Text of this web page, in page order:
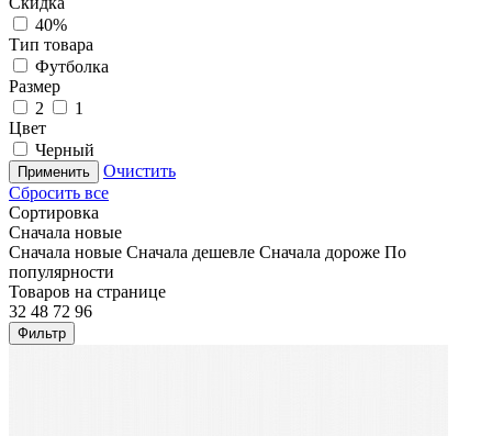
40%
Тип товара
Футболка
Размер
2
1
Цвет
Черный
Применить
Очистить
Сбросить все
Сортировка
Сначала новые
Сначала новые Сначала дешевле Сначала дороже По
популярности
Товаров на странице
32 48 72 96
Фильтр